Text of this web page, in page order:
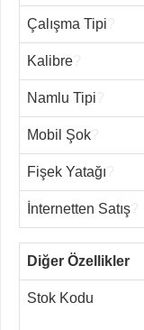
Çalışma Tipi
Kalibre
Namlu Tipi
Mobil Şok
Fişek Yatağı
İnternetten Satış
Diğer Özellikler
Stok Kodu